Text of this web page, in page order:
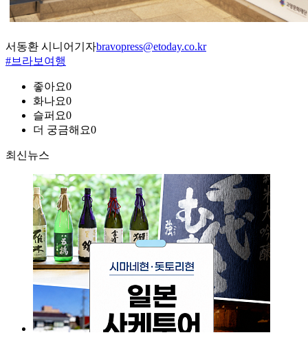
서동환 시니어기자bravopress@etoday.co.kr
#브라보여행
좋아요0
화나요0
슬퍼요0
더 궁금해요0
최신뉴스